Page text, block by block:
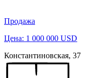
Продажа
Цена: 1 000 000 USD
Константиновская, 37